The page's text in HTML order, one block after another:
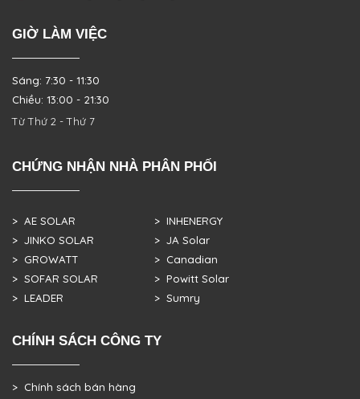
GIỜ LÀM VIỆC
Sáng: 7:30 - 11:30
Chiều: 13:00 - 21:30
Từ Thứ 2 - Thứ 7
CHỨNG NHẬN NHÀ PHÂN PHỐI
> AE SOLAR
> JINKO SOLAR
> GROWATT
> SOFAR SOLAR
> LEADER
> INHENERGY
> JA Solar
> Canadian
> Powitt Solar
> Sumry
CHÍNH SÁCH CÔNG TY
> Chính sách bán hàng